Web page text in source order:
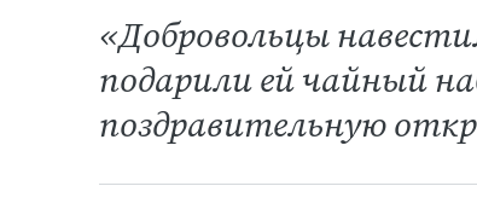
«Добровольцы
подарили ей чайный
поздравительную